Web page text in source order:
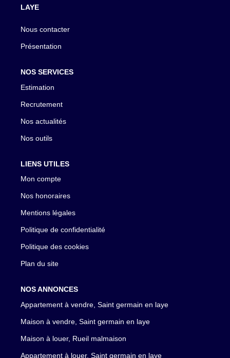
LAYE
Nous contacter
Présentation
NOS SERVICES
Estimation
Recrutement
Nos actualités
Nos outils
LIENS UTILES
Mon compte
Nos honoraires
Mentions légales
Politique de confidentialité
Politique des cookies
Plan du site
NOS ANNONCES
Appartement à vendre, Saint germain en laye
Maison à vendre, Saint germain en laye
Maison à louer, Rueil malmaison
Appartement à louer, Saint germain en laye